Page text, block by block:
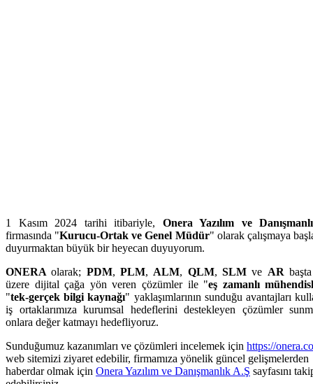
1 Kasım 2024 tarihi itibariyle,
Onera Yazılım ve
firmasında "Kurucu-Ortak ve Genel Müdür" olarak çalışmaya
duyurmaktan büyük bir heyecan duyuyorum.
ONERA olarak; PDM, PLM, ALM, QLM, SLM ve AR
üzere dijital çağa yön veren çözümler ile "eş zamanlı
"tek-gerçek bilgi kaynağı" yaklaşımlarının sunduğu avantajları
iş ortaklarımıza kurumsal hedeflerini destekleyen çözümler
onlara değer katmayı hedefliyoruz.
Sunduğumuz kazanımları ve çözümleri incelemek için https://
web sitemizi ziyaret edebilir, firmamıza yönelik güncel gelişmelerden
haberdar olmak için Onera Yazılım ve Danışmanlık A.Ş sayfasını